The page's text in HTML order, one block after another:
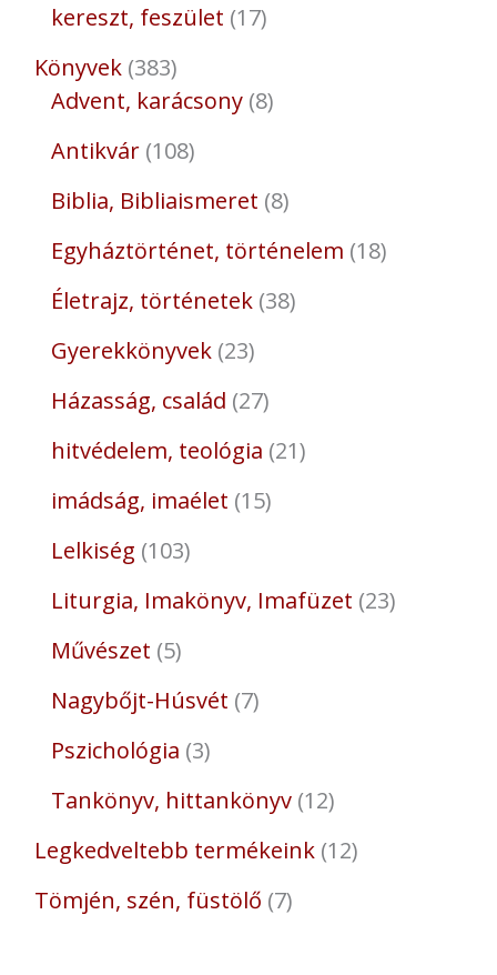
kereszt, feszület 17
Könyvek 383
Advent, karácsony 8
Antikvár 108
Biblia, Bibliaismeret 8
Egyháztörténet, történelem 18
Életrajz, történetek 38
Gyerekkönyvek 23
Házasság, család 27
hitvédelem, teológia 21
imádság, imaélet 15
Lelkiség 103
Liturgia, Imakönyv, Imafüzet 23
Művészet 5
Nagybőjt-Húsvét 7
Pszichológia 3
Tankönyv, hittankönyv 12
Legkedveltebb termékeink 12
Tömjén, szén, füstölő 7